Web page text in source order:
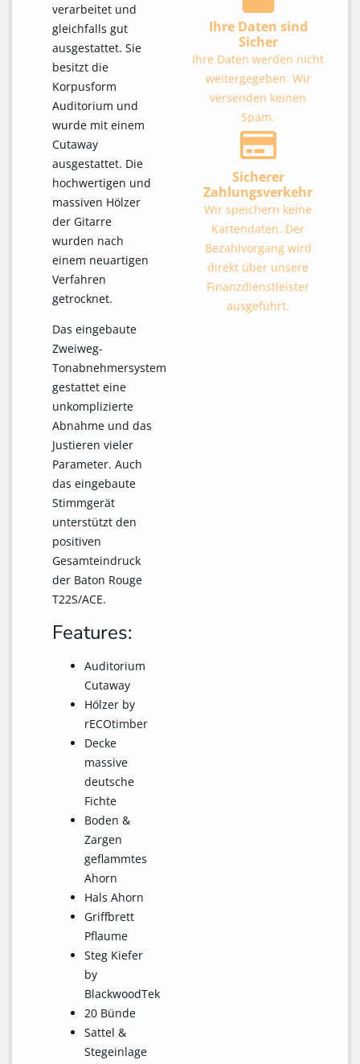
verarbeitet und
gleichfalls gut
ausgestattet. Sie
besitzt die
Korpusform
Auditorium und
wurde mit einem
Cutaway
ausgestattet. Die
hochwertigen und
massiven Hölzer
der Gitarre
wurden nach
einem neuartigen
Verfahren
getrocknet.
Das eingebaute
Zweiweg-
Tonabnehmersystem
gestattet eine
unkomplizierte
Abnahme und das
Justieren vieler
Parameter. Auch
das eingebaute
Stimmgerät
unterstützt den
positiven
Gesamteindruck
der Baton Rouge
T22S/ACE.
Features:
Auditorium
Cutaway
Hölzer by
rECOtimber
Decke
massive
deutsche
Fichte
Boden &
Zargen
geflammtes
Ahorn
Hals Ahorn
Griffbrett
Pflaume
Steg Kiefer
by
BlackwoodTek
20 Bünde
Sattel &
Stegeinlage
Ihre Daten sind
Sicher
Ihre Daten werden nicht
weitergegeben. Wir
versenden keinen
Spam.
Sicherer
Zahlungsverkehr
Wir speichern keine
Kartendaten. Der
Bezahlvorgang wird
direkt über unsere
Finanzdienstleister
ausgeführt.